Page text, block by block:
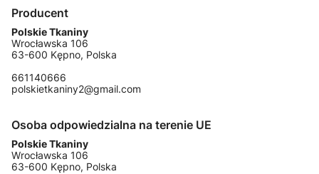
Producent
Polskie Tkaniny
Wrocławska 106
63-600 Kępno, Polska
661140666
polskietkaniny2@gmail.com
Osoba odpowiedzialna na terenie UE
Polskie Tkaniny
Wrocławska 106
63-600 Kępno, Polska